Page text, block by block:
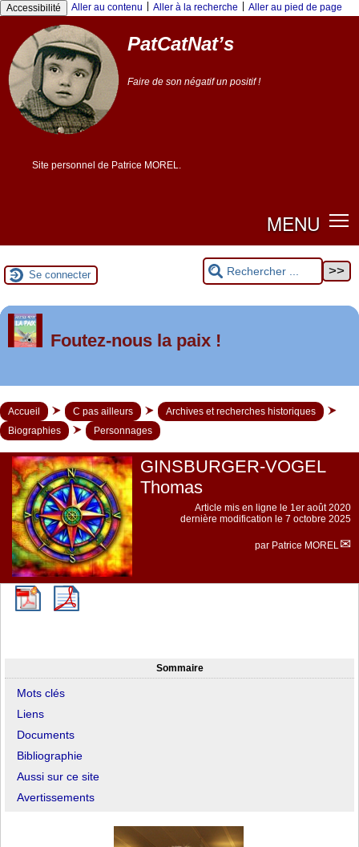
Accessibilité Aller au contenu Aller à la recherche Aller au pied de page
PatCatNat’s
Faire de son négatif un positif !
Site personnel de Patrice MOREL.
MENU
Se connecter
1ermai 2026 à Saint-Nazaire
Foutez-nous la paix !
Accueil C pas ailleurs
Archives et recherches historiques
Biographies
Personnages
GINSBURGER-VOGEL
Thomas
Article mis en ligne le 1er août 2020
dernière modification le 7 octobre 2025
par Patrice MOREL
Sommaire
Mots clés
Liens
Documents
Bibliographie
Aussi sur ce site
Avertissements